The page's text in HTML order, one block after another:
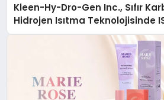
Kleen-Hy-Dro-Gen Inc., Sıfır
Hidrojen Isıtma Teknolojisinde
Düzenleyici Onaylarını Aldı